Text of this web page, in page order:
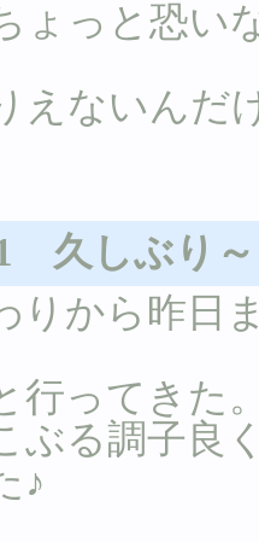
ょっと恐い
えないんだ
久しぶり
りから昨日
行ってきた
ぶる調子良
♪